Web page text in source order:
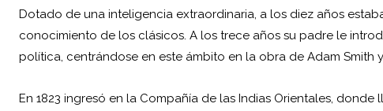
Dotado de una inteligencia extraordinaria, a los diez años
conocimiento de los clásicos. A los trece años su padre le
política, centrándose en este ámbito en la obra de Adam Smith
En 1823 ingresó en la Compañía de las Indias Orientales,